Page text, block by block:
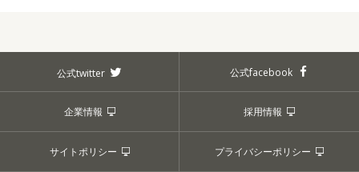
公式twitter 公式facebook
企業情報 採用情報
サイトポリシー プライバシーポリシー